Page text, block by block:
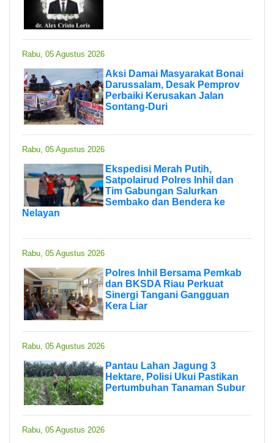
Rabu, 05 Agustus 2026
Aksi Damai Masyarakat Bonai
Darussalam, Desak Pemprov
Perbaiki Kerusakan Jalan
Sontang-Duri
Rabu, 05 Agustus 2026
Ekspedisi Merah Putih,
Satpolairud Polres Inhil dan
Tim Gabungan Salurkan
Sembako dan Bendera ke
Nelayan
Rabu, 05 Agustus 2026
Polres Inhil Bersama Pemkab
dan BKSDA Riau Perkuat
Sinergi Tangani Gangguan
Kera Liar
Rabu, 05 Agustus 2026
Pantau Lahan Jagung 3
Hektare, Polisi Ukui Pastikan
Pertumbuhan Tanaman Subur
Rabu, 05 Agustus 2026